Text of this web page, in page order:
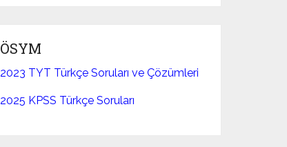
ÖSYM
2023 TYT Türkçe Soruları ve Çözümleri
2025 KPSS Türkçe Soruları